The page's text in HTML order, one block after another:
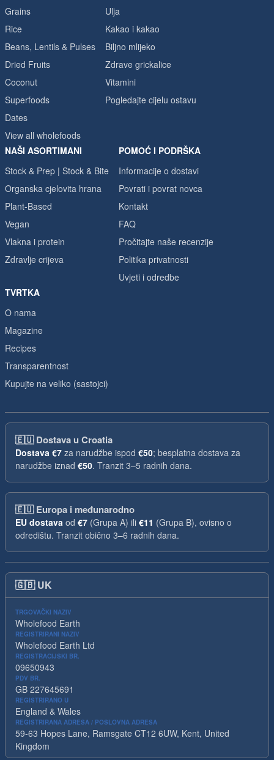
Grains
Rice
Beans, Lentils & Pulses
Dried Fruits
Coconut
Superfoods
Dates
View all wholefoods
Ulja
Kakao i kakao
Biljno mlijeko
Zdrave grickalice
Vitamini
Pogledajte cijelu ostavu
NAŠI ASORTIMANI
Stock & Prep | Stock & Bite
Organska cjelovita hrana
Plant-Based
Vegan
Vlakna i protein
Zdravlje crijeva
POMOĆ I PODRŠKA
Informacije o dostavi
Povrati i povrat novca
Kontakt
FAQ
Pročitajte naše recenzije
Politika privatnosti
Uvjeti i odredbe
TVRTKA
O nama
Magazine
Recipes
Transparentnost
Kupujte na veliko (sastojci)
🇪🇺Dostava u Croatia
Dostava €7 za narudžbe ispod €50; besplatna dostava za
narudžbe iznad €50. Tranzit 3–5 radnih dana.
🇪🇺Europa i međunarodno
EU dostava od €7 (Grupa A) ili €11 (Grupa B), ovisno o
odredištu. Tranzit obično 3–6 radnih dana.
🇬🇧 UK
TRGOVAČKI NAZIV
Wholefood Earth
REGISTRIRANI NAZIV
Wholefood Earth Ltd
REGISTRACIJSKI BR.
09650943
PDV BR.
GB 227645691
REGISTRIRANO U
England & Wales
REGISTRIRANA ADRESA / POSLOVNA ADRESA
59-63 Hopes Lane, Ramsgate CT12 6UW, Kent, United
Kingdom